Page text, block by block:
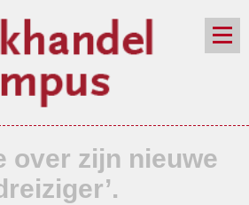
nieuwsbrief
over zijn nieuwe